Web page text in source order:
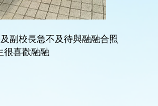
副校長急不及待與融融合照
喜歡融融